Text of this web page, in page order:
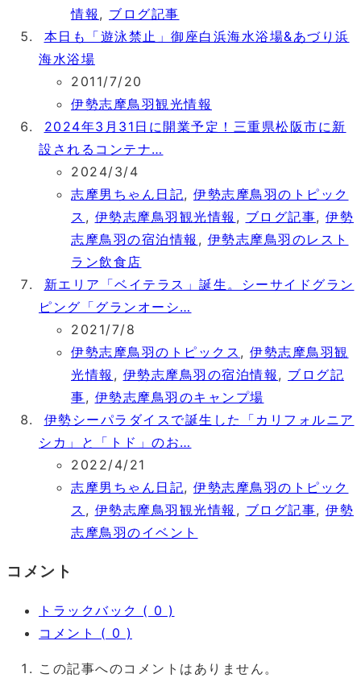
情報 , ブログ記事
本日も「遊泳禁止」御座白浜海水浴場&あづり浜
海水浴場
2011/7/20
伊勢志摩鳥羽観光情報
2024年3月31日に開業予定！三重県松阪市に新
設されるコンテナ…
2024/3/4
志摩男ちゃん日記, 伊勢志摩鳥羽のトピック
ス , 伊勢志摩鳥羽観光情報 , ブログ記事, 伊勢
志摩鳥羽の宿泊情報 , 伊勢志摩鳥羽のレスト
ラン飲食店
新エリア「ベイテラス」誕生。シーサイドグラン
ピング「グランオーシ…
2021/7/8
伊勢志摩鳥羽のトピックス , 伊勢志摩鳥羽観
光情報 , 伊勢志摩鳥羽の宿泊情報 , ブログ記
事, 伊勢志摩鳥羽のキャンプ場
伊勢シーパラダイスで誕生した「カリフォルニア
シカ」と「トド」のお…
2022/4/21
志摩男ちゃん日記, 伊勢志摩鳥羽のトピック
ス , 伊勢志摩鳥羽観光情報 , ブログ記事, 伊勢
志摩鳥羽のイベント
コメント
トラックバック ( 0 )
コメント ( 0 )
この記事へのコメントはありません。